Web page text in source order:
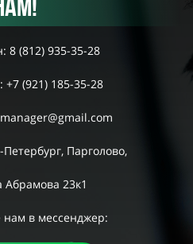
8 (812) 935-35-28
(921) 185-35-28
Парголово,
Абрамова 23к1
в мессенджер: